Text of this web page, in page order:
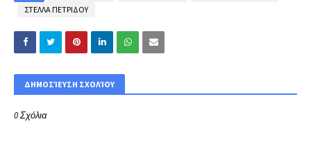
ΣΤΕΛΛΑ ΠΕΤΡΙΔΟΥ
ΔΗΜΟΣΊΕΥΣΗ ΣΧΟΛΊΟΥ
0 Σχόλια